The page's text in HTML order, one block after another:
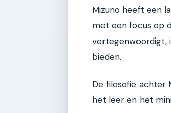
Mizuno heeft een
met een focus op
vertegenwoordigt,
bieden.
De filosofie achter
het leer en het